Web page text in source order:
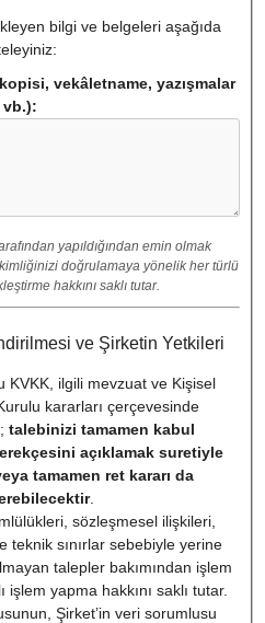
bilgi ve belgeleri aşağıda
vekâletname, yazışmalar
vb.):
yapıldığından emin olmak
doğrulamaya yönelik her türlü
hakkını saklı tutar.
ve Şirketin Yetkileri
KVKK, ilgili mevzuat ve Kişisel
kararları çerçevesinde
talebinizi tamamen kabul
açıklamak suretiyle
tamamen ret kararı da
.
sözleşmesel ilişkileri,
teknik sınırlar sebebiyle yerine
talepler bakımından işlem
işlem yapma hakkını saklı tutar.
Şirket’in veri sorumlusu